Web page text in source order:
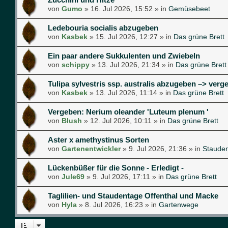
von Gumo » 16. Jul 2026, 15:52 » in Gemüsebeet
Ledebouria socialis abzugeben
von Kasbek » 15. Jul 2026, 12:27 » in Das grüne Brett
Ein paar andere Sukkulenten und Zwiebeln
von schippy » 13. Jul 2026, 21:34 » in Das grüne Brett
Tulipa sylvestris ssp. australis abzugeben –>
von Kasbek » 13. Jul 2026, 11:14 » in Das grüne Brett
Vergeben: Nerium oleander 'Luteum plenum '
von Blush » 12. Jul 2026, 10:11 » in Das grüne Brett
Aster x amethystinus Sorten
von Gartenentwickler» 9. Jul 2026, 21:36 » in
Lückenbüßer für die Sonne - Erledigt -
von Jule69 » 9. Jul 2026, 17:11 » in Das grüne Brett
Taglilien- und Staudentage Offenthal und Macke
von Hyla » 8. Jul 2026, 16:23 » in Gartenwege